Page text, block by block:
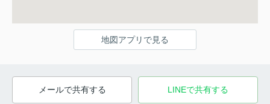
地図アプリで見る
メールで共有する LINEで共有する